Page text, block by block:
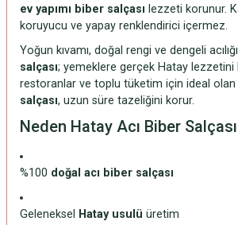
ev yapımı biber salçası lezzeti korunur.
koruyucu ve yapay renklendirici içermez.
Yoğun kıvamı, doğal rengi ve dengeli
salçası; yemeklere gerçek Hatay lezzetini
restoranlar ve toplu tüketim için ideal olan
salçası, uzun süre tazeliğini korur.
Neden Hatay Acı Biber
%100 doğal acı biber salçası
Geleneksel Hatay usulü üretim